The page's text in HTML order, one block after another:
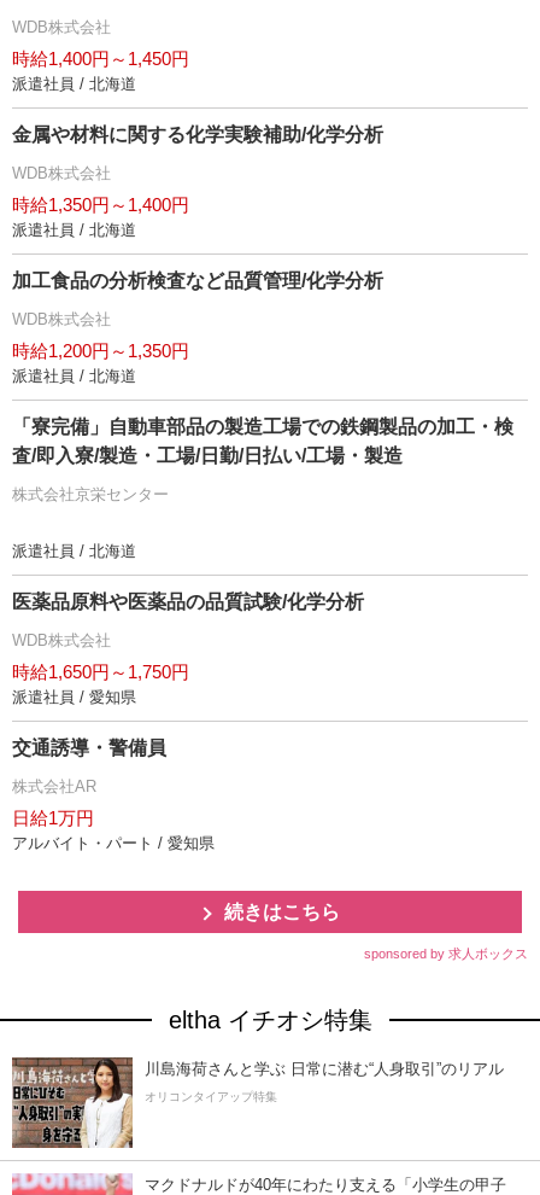
WDB株式会社
時給1,400円～1,450円
派遣社員 / 北海道
金属や材料に関する化学実験補助/化学分析
WDB株式会社
時給1,350円～1,400円
派遣社員 / 北海道
加工食品の分析検査など品質管理/化学分析
WDB株式会社
時給1,200円～1,350円
派遣社員 / 北海道
「寮完備」自動車部品の製造工場での鉄鋼製品の加工・検
査/即入寮/製造・工場/日勤/日払い/工場・製造
株式会社京栄センター
派遣社員 / 北海道
医薬品原料や医薬品の品質試験/化学分析
WDB株式会社
時給1,650円～1,750円
派遣社員 / 愛知県
交通誘導・警備員
株式会社AR
日給1万円
アルバイト・パート / 愛知県
続きはこちら
sponsored by 求人ボックス
eltha イチオシ特集
川島海荷さんと学ぶ 日常に潜む“人身取引”のリアル
オリコンタイアップ特集
マクドナルドが40年にわたり支える「小学生の甲子